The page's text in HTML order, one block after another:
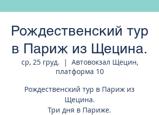
Рождественский тур
в Париж из Щецина.
ср, 25 груд.
  |
Автовокзал Щецин,
платформа 10
Рождественский тур в Париж из
Щецина.
Три дня в Париже.